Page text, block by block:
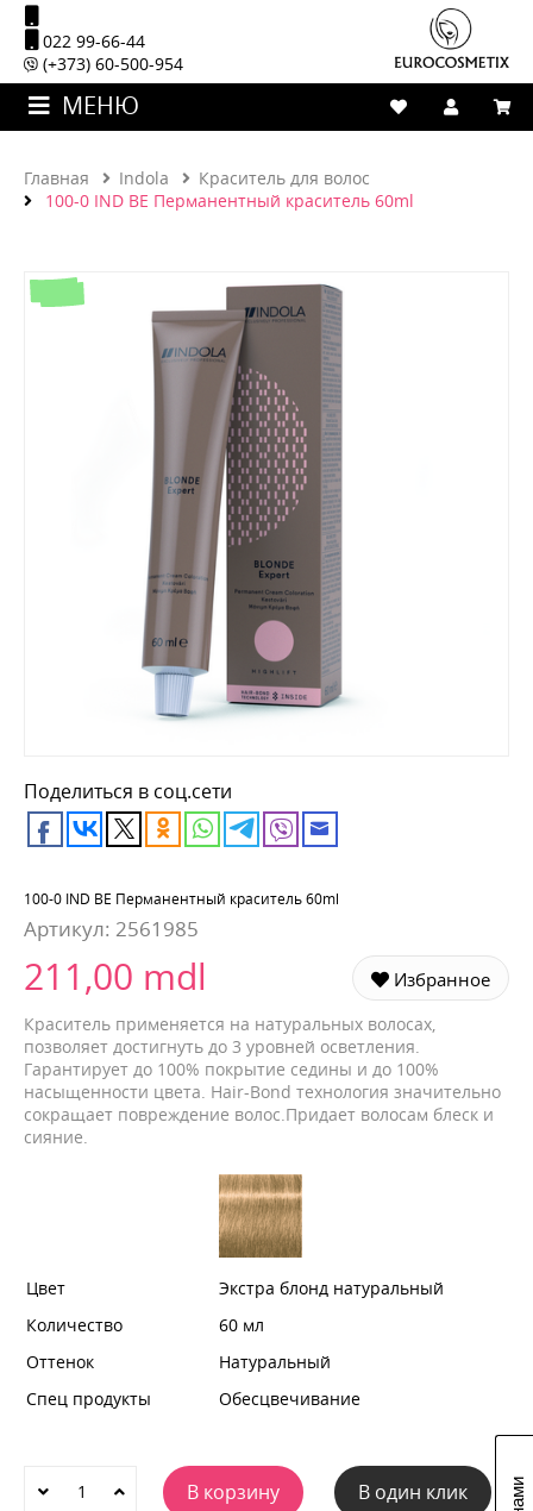
022 99-66-44
(+373) 60-500-954
МЕНЮ
Главная Indola
Краситель для волос
100-0 IND BE Перманентный краситель 60ml
Поделиться в соц.сети
100-0 IND BE Перманентный краситель 60ml
Артикул: 2561985
211,00 mdl Избранное
Краситель применяется на натуральных волосах,
позволяет достигнуть до 3 уровней осветления.
Гарантирует до 100% покрытие седины и до 100%
насыщенности цвета. Hair-Bond технология значительно
сокращает повреждение волос.Придает волосам блеск и
сияние.
Цвет
Экстра блонд натуральный
Количество
60 мл
Оттенок
Натуральный
Спец продукты
Обесцвечивание
В корзину В один клик